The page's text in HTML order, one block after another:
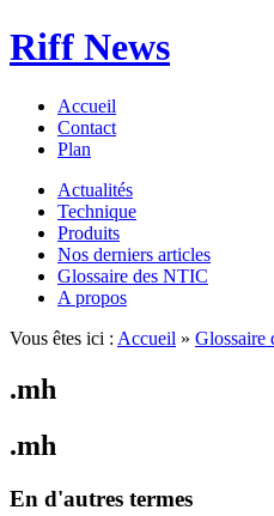
Riff News
Accueil
Contact
Plan
Actualités
Technique
Produits
Nos derniers articles
Glossaire des NTIC
A propos
Vous êtes ici : Accueil » Glossaire
.mh
.mh
En d'autres termes